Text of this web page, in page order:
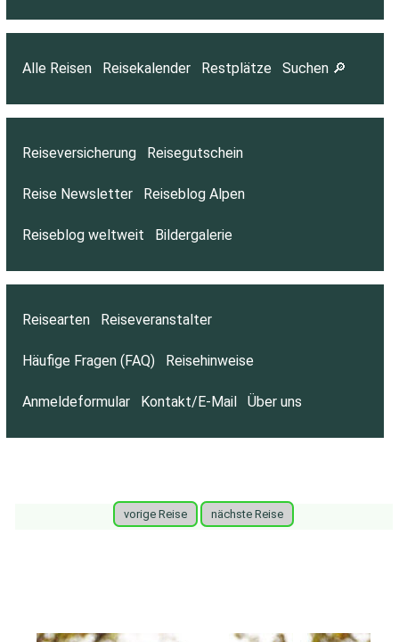
Alle Reisen Reisekalender Restplätze Suchen 🔎
Reiseversicherung Reisegutschein
Reise Newsletter Reiseblog Alpen
Reiseblog weltweit Bildergalerie
Reisearten Reiseveranstalter
Häufige Fragen (FAQ) Reisehinweise
Anmeldeformular Kontakt/E-Mail Über uns
vorige Reise nächste Reise